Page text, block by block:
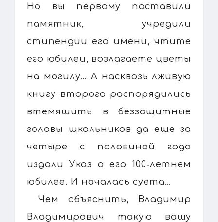
Но вы первому поставили
памятник, учредили
стипендии его имени, чтите
его юбилеи, возлагаете цветы
на могилу… А насквозь лживую
книгу второго распорядились
втемяшить в беззащитные
головы школьников да еще за
четыре с половиной года
издали Указ о его 100‑летнем
юбилее. И началась суета…
Чем объяснить, Владимир
Владимирович такую вашу